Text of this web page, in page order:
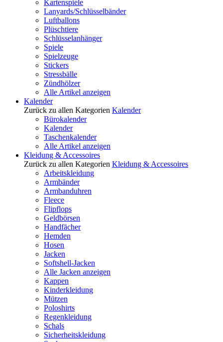
Kartenspiele
Lanyards/Schlüsselbänder
Luftballons
Plüschtiere
Schlüsselanhänger
Spiele
Spielzeuge
Stickers
Stressbälle
Zündhölzer
Alle Artikel anzeigen
Kalender
Zurück zu allen Kategorien Kalender
Bürokalender
Kalender
Taschenkalender
Alle Artikel anzeigen
Kleidung & Accessoires
Zurück zu allen Kategorien Kleidung & Accessoires
Arbeitskleidung
Armbänder
Armbanduhren
Fleece
Flipflops
Geldbörsen
Handfächer
Hemden
Hosen
Jacken
Softshell-Jacken
Alle Jacken anzeigen
Kappen
Kinderkleidung
Mützen
Poloshirts
Regenkleidung
Schals
Sicherheitskleidung